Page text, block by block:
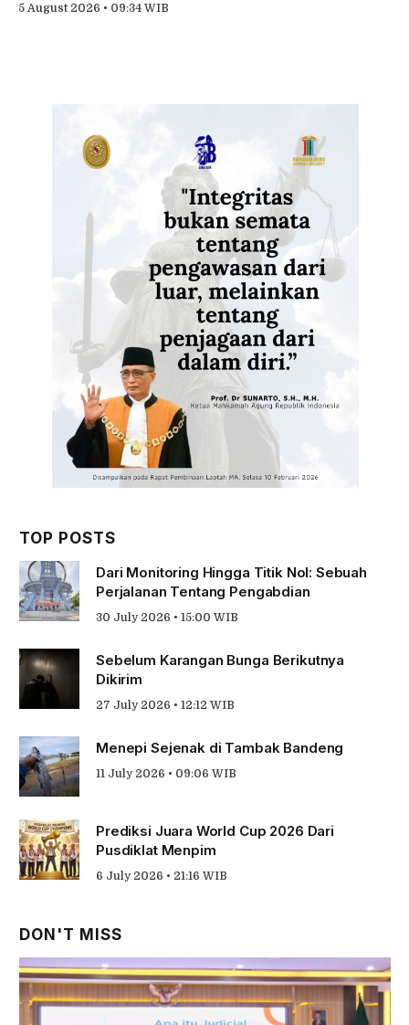
5 August 2026 • 09:34 WIB
TOP POSTS
Dari Monitoring Hingga Titik Nol: Sebuah
Perjalanan Tentang Pengabdian
30 July 2026 • 15:00 WIB
Sebelum Karangan Bunga Berikutnya
Dikirim
27 July 2026 • 12:12 WIB
Menepi Sejenak di Tambak Bandeng
11 July 2026 • 09:06 WIB
Prediksi Juara World Cup 2026 Dari
Pusdiklat Menpim
6 July 2026 • 21:16 WIB
DON'T MISS